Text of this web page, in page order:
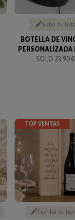
Sube tu foto
BOTELLA DE
PERSONALIZADA
SOLO 23.90 €
TOP VENTAS
Escribe tu